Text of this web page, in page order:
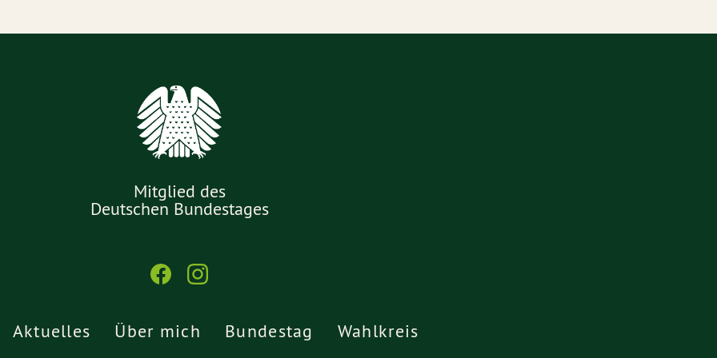
Mitglied des
Deutschen Bundestages
Aktuelles Über mich Bundestag Wahlkreis